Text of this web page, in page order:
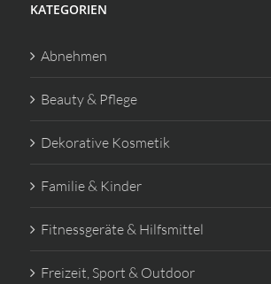
KATEGORIEN
Abnehmen
Beauty & Pflege
Dekorative Kosmetik
Familie & Kinder
Fitnessgeräte & Hilfsmittel
Freizeit, Sport & Outdoor